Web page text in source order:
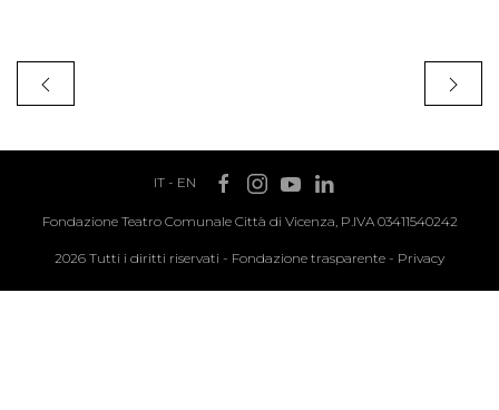
IT- EN
Fondazione Teatro Comunale Città di Vicenza, P.IVA 03411540242
2026 Tutti i diritti riservati - Fondazione trasparente - Privacy